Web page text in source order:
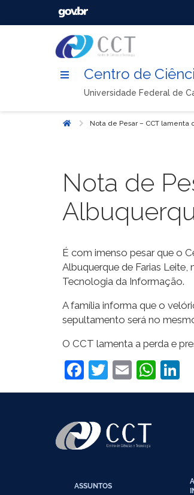
Centro de
Universidade Federal de
Início Nota de Pesar – CCT
Nota de
É com imenso pesar que o
Albuquerque de Farias
Tecnologia da Informação.
A família informa que o
sepultamento será no
O CCT lamenta a perda e
Facebook
Twitter
Email
ASSUNTOS